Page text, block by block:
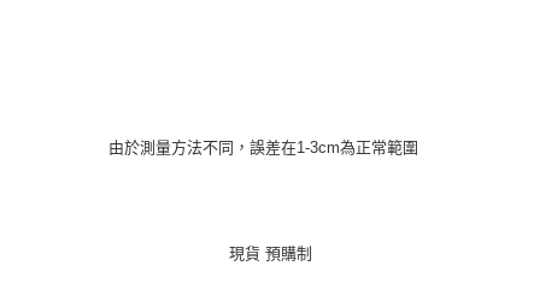
由於測量方法不同，誤差在1-3cm為正常範圍
現貨 預購制